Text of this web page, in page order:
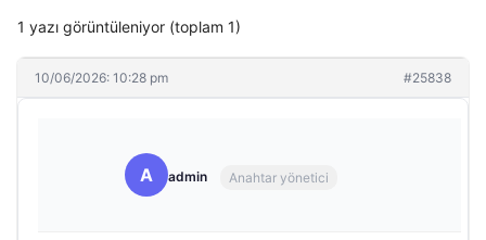
1 yazı görüntüleniyor (toplam 1)
10/06/2026: 10:28 pm #25838
A admin Anahtar yönetici